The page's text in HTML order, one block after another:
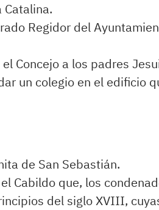
Catalina.
Regidor del
Concejo a los padres
un colegio en el edificio
de San Sebastián.
Cabildo que, los
del siglo XVIII,